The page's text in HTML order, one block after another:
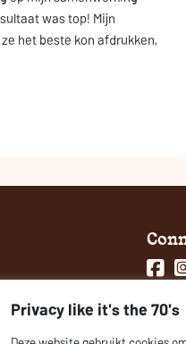
Privacy like it's the 70's
was top! Mijn
het beste kon afdrukken,